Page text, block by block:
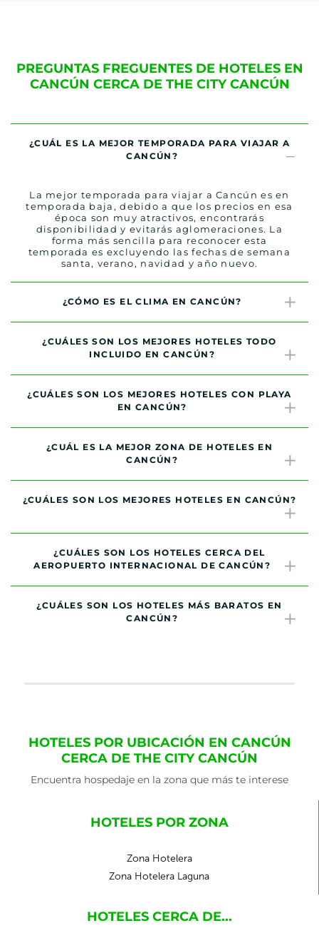
PREGUNTAS FREGUENTES DE HOTELES EN
CANCÚN CERCA DE THE CITY CANCÚN
¿CUÁL ES LA MEJOR TEMPORADA PARA VIAJAR A
CANCÚN?
La mejor temporada para viajar a Cancún es en
temporada baja, debido a que los precios en esa
época son muy atractivos, encontrarás
disponibilidad y evitarás aglomeraciones. La
forma más sencilla para reconocer esta
temporada es excluyendo las fechas de semana
santa, verano, navidad y año nuevo.
¿CÓMO ES EL CLIMA EN CANCÚN?
¿CUÁLES SON LOS MEJORES HOTELES TODO
INCLUIDO EN CANCÚN?
¿CUÁLES SON LOS MEJORES HOTELES CON PLAYA
EN CANCÚN?
¿CUÁL ES LA MEJOR ZONA DE HOTELES EN
CANCÚN?
¿CUÁLES SON LOS MEJORES HOTELES EN CANCÚN?
¿CUÁLES SON LOS HOTELES CERCA DEL
AEROPUERTO INTERNACIONAL DE CANCÚN?
¿CUÁLES SON LOS HOTELES MÁS BARATOS EN
CANCÚN?
HOTELES POR UBICACIÓN EN CANCÚN
CERCA DE THE CITY CANCÚN
Encuentra hospedaje en la zona que más te interese
HOTELES POR ZONA
Zona Hotelera
Zona Hotelera Laguna
HOTELES CERCA DE...